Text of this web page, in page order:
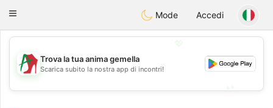
Amami Ora
Toggle
Mode Accedi
💖
💕
Trova la tua anima gemella
Scarica subito la nostra app di incontri!